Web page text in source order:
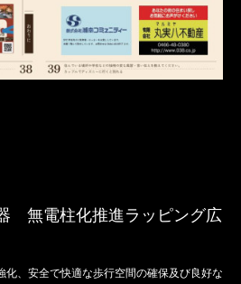
無電柱化推進ラッピング広
化、安全で快適な歩行空間の確保及び良好な